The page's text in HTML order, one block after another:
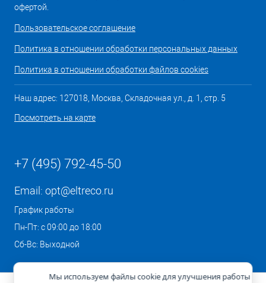
офертой.
Пользовательское соглашение
Политика в отношении обработки персональных данных
Политика в отношении обработки файлов cookies
Наш адрес: 127018, Москва, Складочная ул., д. 1, стр. 5
Посмотреть на карте
+7 (495) 792-45-50
Email: opt@eltreco.ru
График работы
Пн-Пт: с 09:00 до 18:00
Сб-Вс: Выходной
Мы используем файлы cookie для улучшения работы